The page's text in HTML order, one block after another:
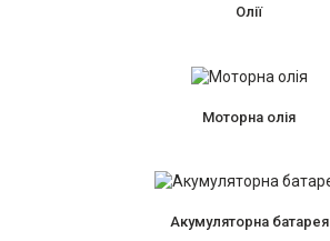
Олії
Моторна олія
Акумуляторна батарея